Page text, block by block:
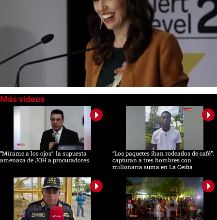
of
minute,
“Mírame a los ojos”: la supuesta
amenaza de JOH a procuradores
“Los paquetes iban rodeados de café”:
capturan a tres hombres con
millonaria suma en La Ceiba